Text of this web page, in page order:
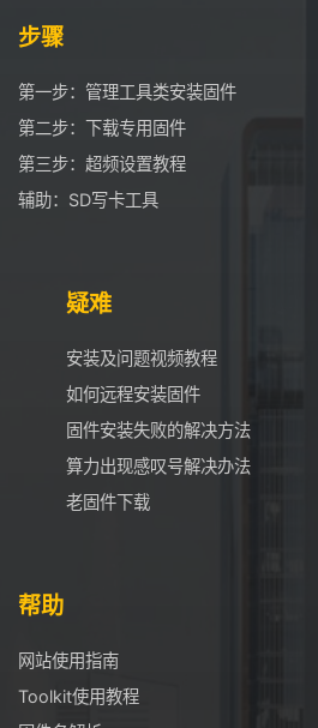
步骤
第一步：管理工具类安装固件
第二步：下载专用固件
第三步：超频设置教程
辅助：SD写卡工具
疑难
安装及问题视频教程
如何远程安装固件
固件安装失败的解决方法
算力出现感叹号解决办法
老固件下载
帮助
网站使用指南
Toolkit使用教程